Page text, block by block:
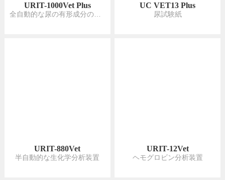
URIT-1000Vet Plus
全自動的な尿の有形成分の分析システム
UC VET13 Plus
尿試験紙
URIT-880Vet
半自動的な生化学分析装置
URIT-12Vet
ヘモグロビン分析装置